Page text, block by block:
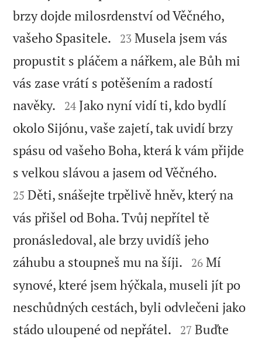
brzy dojde milosrdenství od Věčného,
vašeho Spasitele. 

23 Musela jsem vás
propustit s pláčem a nářkem, ale Bůh mi
vás zase vrátí s potěšením a radostí
navěky. 

24 Jako nyní vidí ti, kdo bydlí
okolo Sijónu, vaše zajetí, tak uvidí brzy
spásu od vašeho Boha, která k vám přijde
s velkou slávou a jasem od Věčného.
25 Děti, snášejte trpělivě hněv, který na
vás přišel od Boha. Tvůj nepřítel tě
pronásledoval, ale brzy uvidíš jeho
záhubu a stoupneš mu na šíji. 

26 Mí
synové, které jsem hýčkala, museli jít po
neschůdných cestách, byli odvlečeni jako
stádo uloupené od nepřátel. 

27 Buďte